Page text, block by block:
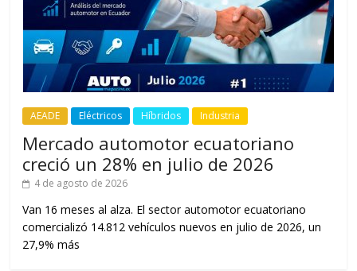
AEADE Eléctricos Híbridos Industria
Mercado automotor ecuatoriano
creció un 28% en julio de 2026
4 de agosto de 2026
Van 16 meses al alza. El sector automotor ecuatoriano
comercializó 14.812 vehículos nuevos en julio de 2026, un
27,9% más